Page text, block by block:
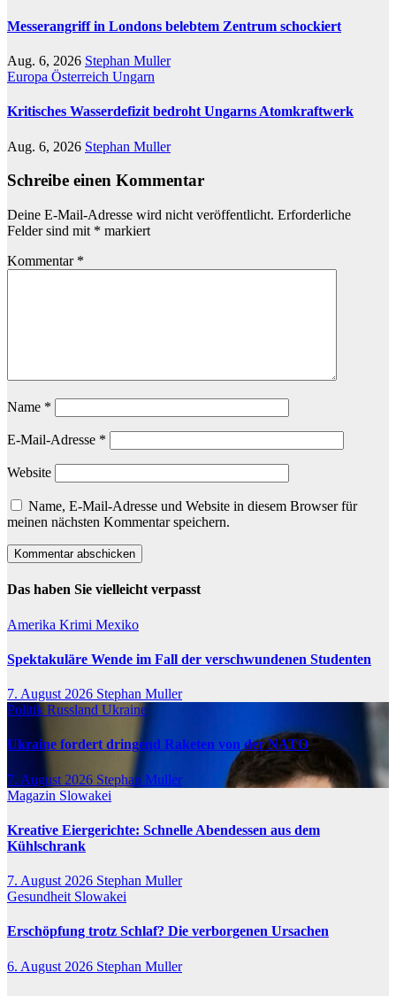
Messerangriff in Londons belebtem Zentrum schockiert
Aug. 6, 2026 Stephan Muller
Europa Österreich Ungarn
Kritisches Wasserdefizit bedroht Ungarns Atomkraftwerk
Aug. 6, 2026 Stephan Muller
Schreibe einen Kommentar
Deine E-Mail-Adresse wird nicht veröffentlicht. Erforderliche
Felder sind mit * markiert
Kommentar *
Name *
E-Mail-Adresse *
Website
Name, E-Mail-Adresse und Website in diesem Browser für
meinen nächsten Kommentar speichern.
Das haben Sie vielleicht verpasst
Amerika Krimi Mexiko
Spektakuläre Wende im Fall der verschwundenen Studenten
7. August 2026 Stephan Muller
Politik Russland Ukraine
Ukraine fordert dringend Raketen von der NATO
7. August 2026 Stephan Muller
Magazin Slowakei
Kreative Eiergerichte: Schnelle Abendessen aus dem
Kühlschrank
7. August 2026 Stephan Muller
Gesundheit Slowakei
Erschöpfung trotz Schlaf? Die verborgenen Ursachen
6. August 2026 Stephan Muller